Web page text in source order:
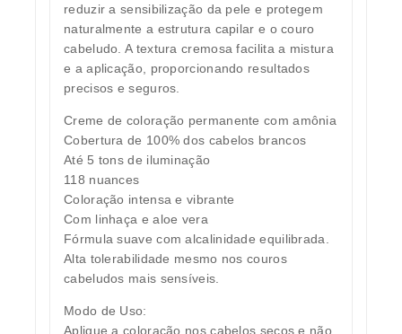
reduzir a sensibilização da pele e protegem
naturalmente a estrutura capilar e o couro
cabeludo. A textura cremosa facilita a mistura
e a aplicação, proporcionando resultados
precisos e seguros.
Creme de coloração permanente com amônia
Cobertura de 100% dos cabelos brancos
Até 5 tons de iluminação
118 nuances
Coloração intensa e vibrante
Com linhaça e aloe vera
Fórmula suave com alcalinidade equilibrada.
Alta tolerabilidade mesmo nos couros
cabeludos mais sensíveis.
Modo de Uso:
Aplique a coloração nos cabelos secos e não